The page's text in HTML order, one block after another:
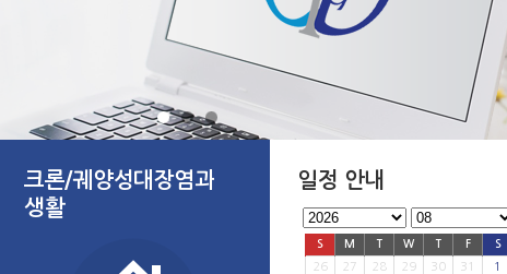
크론/궤양성대장염과
생활
일정 안내
S M W F S
26 27 28 29 30 31
1